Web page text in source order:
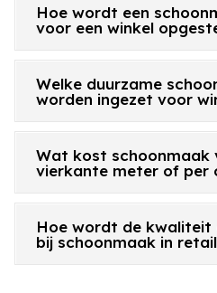
Hoe wordt een
voor een winkel
Welke duurzame
worden ingezet voor
Wat kost schoonmaak
vierkante meter of per
Hoe wordt de kwaliteit
bij schoonmaak in